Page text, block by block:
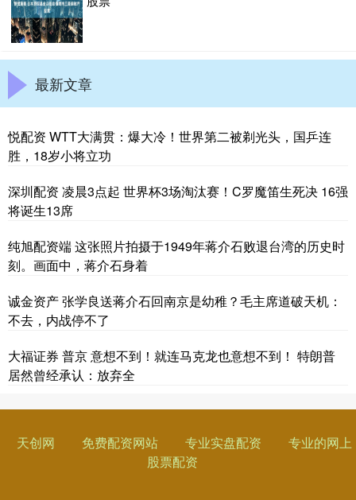
最新文章
悦配资 WTT大满贯：爆大冷！世界第二被剃光头，国乒连
胜，18岁小将立功
深圳配资 凌晨3点起 世界杯3场淘汰赛！C罗魔笛生死决 16强
将诞生13席
纯旭配资端 这张照片拍摄于1949年蒋介石败退台湾的历史时
刻。画面中，蒋介石身着
诚金资产 张学良送蒋介石回南京是幼稚？毛主席道破天机：
不去，内战停不了
大福证券 普京 意想不到！就连马克龙也意想不到！ 特朗普
居然曾经承认：放弃全
天创网 免费配资网站 专业实盘配资
专业的网上
股票配资